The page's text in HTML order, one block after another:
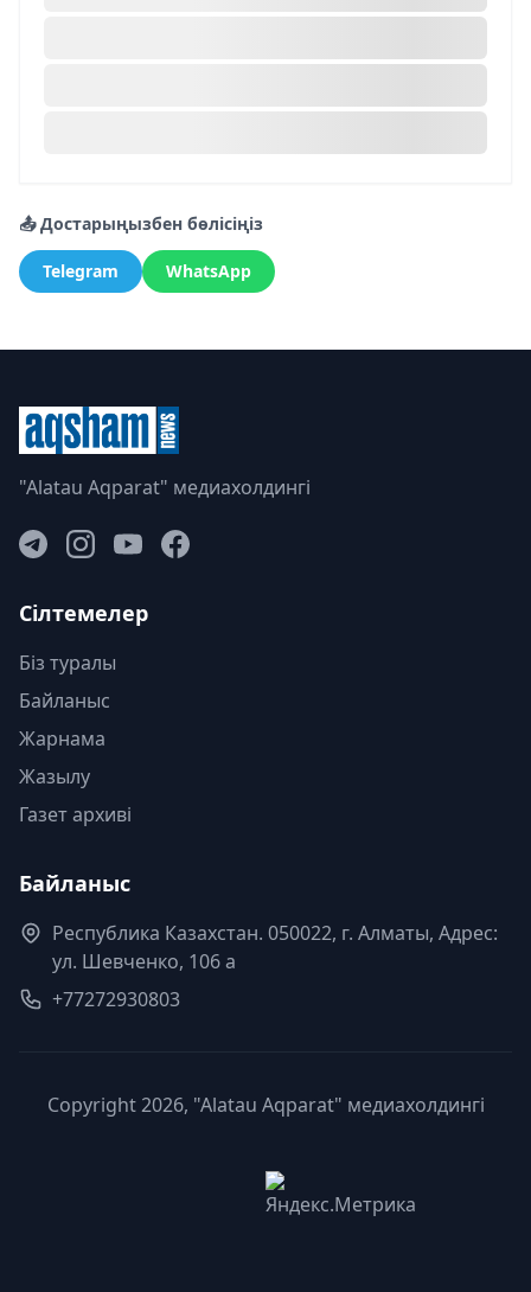
📤 Достарыңызбен бөлісіңіз
Telegram WhatsApp
"Alatau Aqparat" медиахолдингі
Сілтемелер
Біз туралы
Байланыс
Жарнама
Жазылу
Газет архиві
Байланыс
Республика Казахстан. 050022, г. Алматы, Адрес:
ул. Шевченко, 106 а
+77272930803
Copyright 2026, "Alatau Aqparat" медиахолдингі